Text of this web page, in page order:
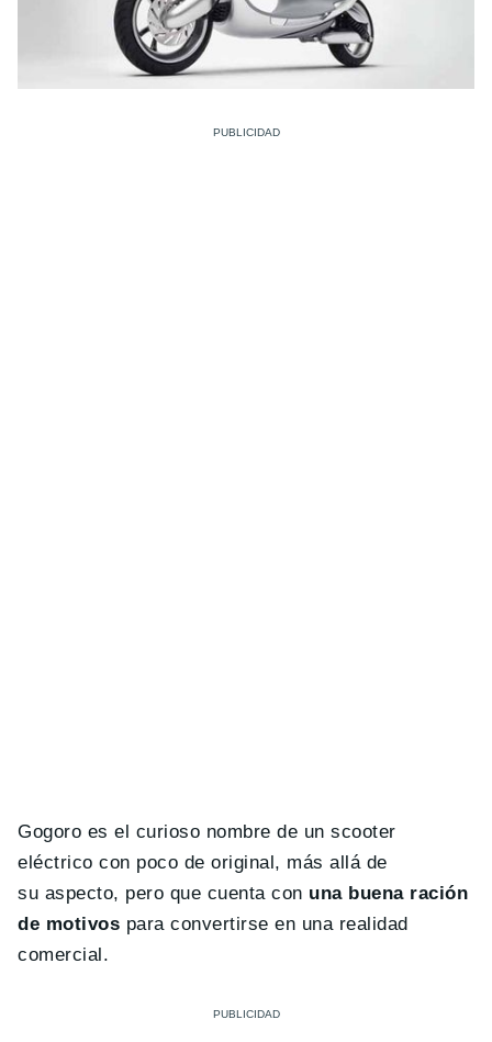
Gogoro es el curioso nombre de un scooter
eléctrico con poco de original, más allá de
su aspecto, pero que cuenta con una buena ración
de motivos para convertirse en una realidad
comercial.